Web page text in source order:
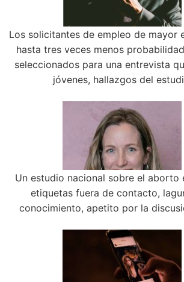
Los solicitantes de empleo de mayor
hasta tres veces menos
seleccionados para una entrevista
jóvenes, hallazgos del
Un estudio nacional sobre el aborto
etiquetas fuera de contacto,
conocimiento, apetito por la